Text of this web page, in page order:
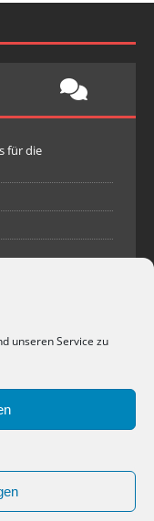
unseren Service zu
für die
in
vonMH Themes